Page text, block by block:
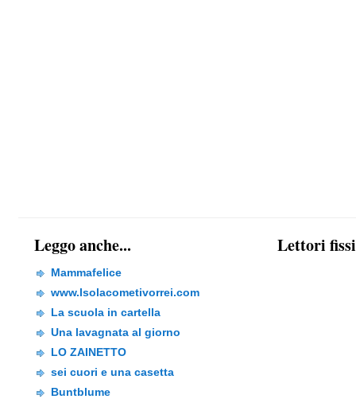
Leggo anche...
Mammafelice
www.Isolacometivorrei.com
La scuola in cartella
Una lavagnata al giorno
LO ZAINETTO
sei cuori e una casetta
Buntblume
Lettori fissi